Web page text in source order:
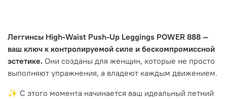
Леггинсы High-Waist Push-Up Leggings POWER 888 —
ваш ключ к контролируемой силе и бескомпромиссной
эстетике. Они созданы для женщин, которые не просто
выполняют упражнения, а владеют каждым движением.
✨ С этого момента начинается ваш идеальный летний